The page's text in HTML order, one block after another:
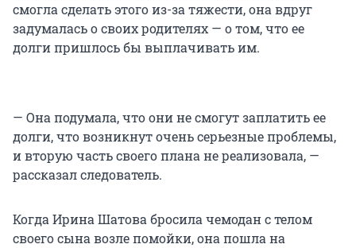
смогла сделать этого из-за тяжести, она вдруг
задумалась о своих родителях — о том, что ее
долги пришлось бы выплачивать им.
— Она подумала, что они не смогут заплатить ее
долги, что возникнут очень серьезные проблемы,
и вторую часть своего плана не реализовала, —
рассказал следователь.
Когда Ирина Шатова бросила чемодан с телом
своего сына возле помойки, она пошла на